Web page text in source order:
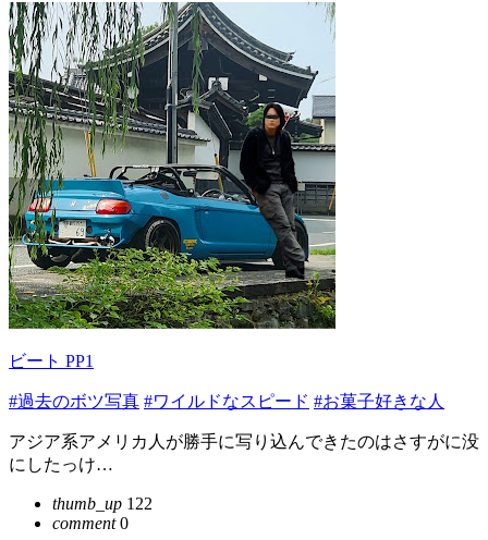
ビート PP1
#過去のボツ写真 #ワイルドなスピード #お菓子好きな人
アジア系アメリカ人が勝手に写り込んできたのはさすがに没
にしたっけ…
thumb_up 122
comment0